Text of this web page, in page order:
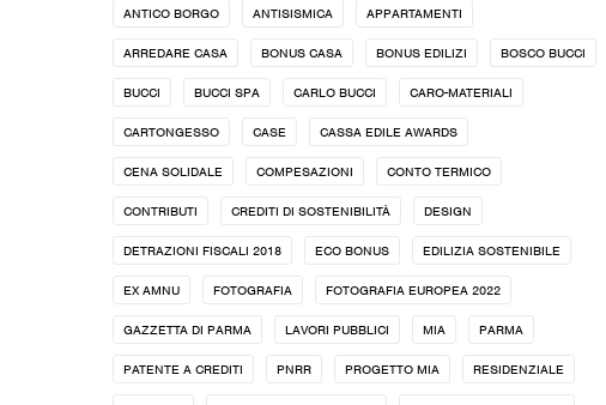
ANTICO BORGO ANTISISMICA APPARTAMENTI
ARREDARE CASA BONUS CASA BONUS EDILIZI BOSCO BUCCI
BUCCI BUCCI SPA CARLO BUCCI CARO-MATERIALI
CARTONGESSO CASE CASSA EDILE AWARDS
CENA SOLIDALE COMPESAZIONI CONTO TERMICO
CONTRIBUTI CREDITI DI SOSTENIBILITÀ DESIGN
DETRAZIONI FISCALI 2018 ECO BONUS EDILIZIA SOSTENIBILE
EX AMNU FOTOGRAFIA FOTOGRAFIA EUROPEA 2022
GAZZETTA DI PARMA LAVORI PUBBLICI MIA PARMA
PATENTE A CREDITI PNRR PROGETTO MIA RESIDENZIALE